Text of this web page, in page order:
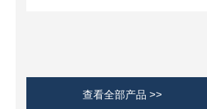
查看全部产品 >>